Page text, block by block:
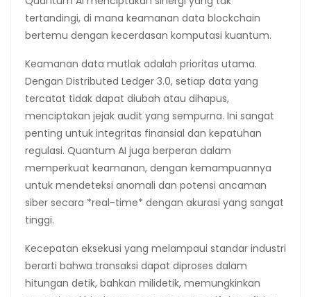
tertandingi, di mana keamanan data blockchain
bertemu dengan kecerdasan komputasi kuantum.
Keamanan data mutlak adalah prioritas utama.
Dengan Distributed Ledger 3.0, setiap data yang
tercatat tidak dapat diubah atau dihapus,
menciptakan jejak audit yang sempurna. Ini sangat
penting untuk integritas finansial dan kepatuhan
regulasi. Quantum AI juga berperan dalam
memperkuat keamanan, dengan kemampuannya
untuk mendeteksi anomali dan potensi ancaman
siber secara *real-time* dengan akurasi yang sangat
tinggi.
Kecepatan eksekusi yang melampaui standar industri
berarti bahwa transaksi dapat diproses dalam
hitungan detik, bahkan milidetik, memungkinkan